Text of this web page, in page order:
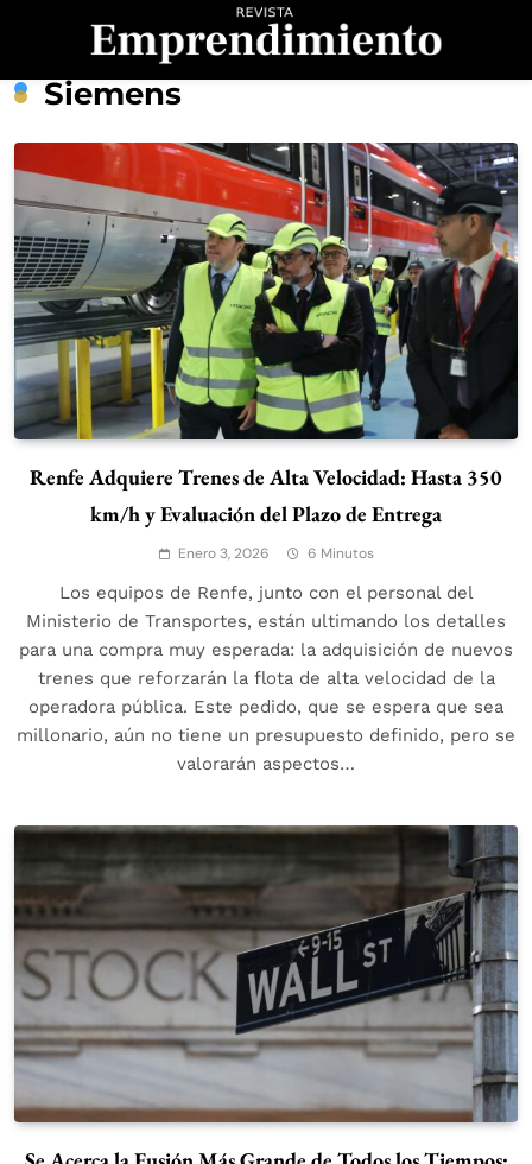
Revista
Emprendimiento
Siemens
Renfe Adquiere Trenes de Alta Velocidad: Hasta 350
km/h y Evaluación del Plazo de Entrega
Enero 3, 2026 6 Minutos
Los equipos de Renfe, junto con el personal del
Ministerio de Transportes, están ultimando los detalles
para una compra muy esperada: la adquisición de nuevos
trenes que reforzarán la flota de alta velocidad de la
operadora pública. Este pedido, que se espera que sea
millonario, aún no tiene un presupuesto definido, pero se
valorarán aspectos…